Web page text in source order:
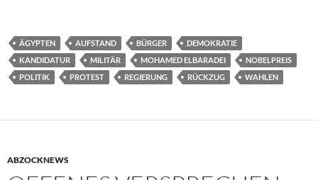
ÄGYPTEN AUFSTAND BÜRGER
DEMOKRATIE
KANDIDATUR
MILITÄR MOHAMED ELBARADEI
NOBELPREIS
POLITIK
PROTEST REGIERUNG RÜCKZUG WAHLEN
ABZOCKNEWS